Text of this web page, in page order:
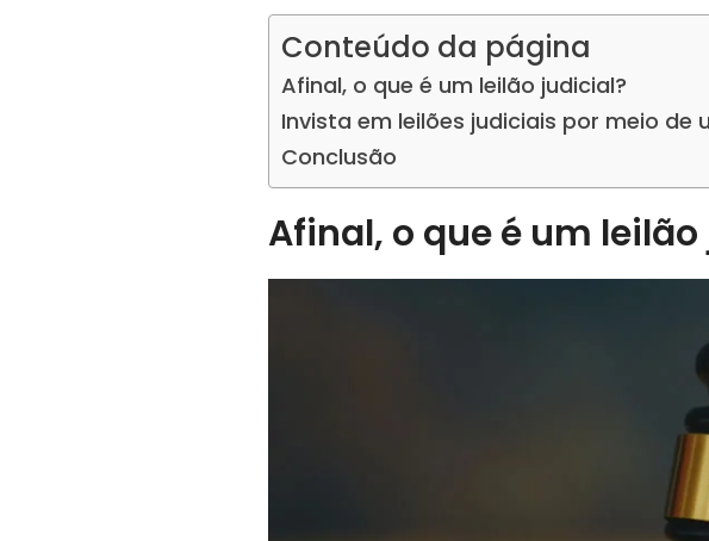
Conteúdo da página
Afinal, o que é um leilão judicial?
Invista em leilões judiciais por meio
Conclusão
Afinal, o que é um